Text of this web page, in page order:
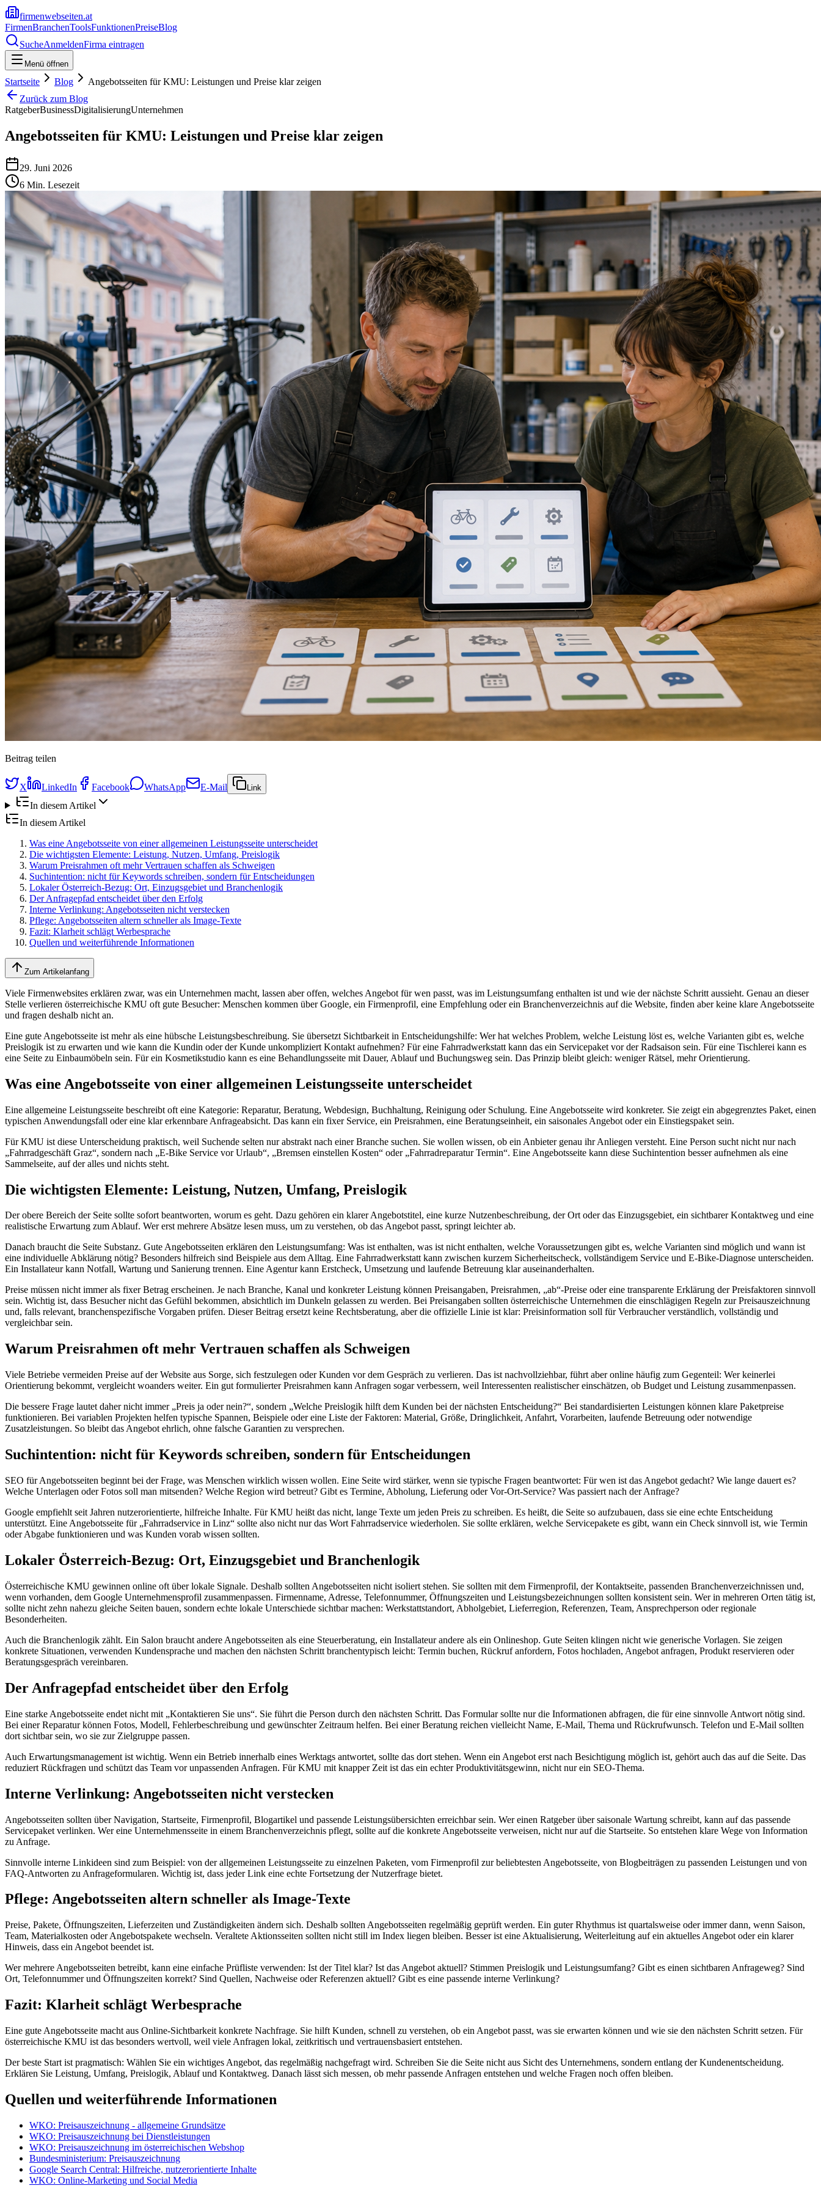
firmenwebseiten.at
FirmenBranchenToolsFunktionenPreiseBlog
SucheAnmeldenFirma eintragen
Menü öffnen
Startseite Blog
Angebotsseiten für KMU: Leistungen und Preise klar zeigen
Zurück zum Blog
RatgeberBusinessDigitalisierungUnternehmen
Angebotsseiten für KMU: Leistungen und Preise klar zeigen
29. Juni 2026
6 Min. Lesezeit
Beitrag teilen
X LinkedIn Facebook WhatsApp E-Mail Link
In diesem Artikel
In diesem Artikel
Was eine Angebotsseite von einer allgemeinen Leistungsseite unterscheidet
Die wichtigsten Elemente: Leistung, Nutzen, Umfang, Preislogik
Warum Preisrahmen oft mehr Vertrauen schaffen als Schweigen
Suchintention: nicht für Keywords schreiben, sondern für Entscheidungen
Lokaler Österreich-Bezug: Ort, Einzugsgebiet und Branchenlogik
Der Anfragepfad entscheidet über den Erfolg
Interne Verlinkung: Angebotsseiten nicht verstecken
Pflege: Angebotsseiten altern schneller als Image-Texte
Fazit: Klarheit schlägt Werbesprache
Quellen und weiterführende Informationen
Zum Artikelanfang
Viele Firmenwebsites erklären zwar, was ein Unternehmen macht, lassen aber offen, welches Angebot für wen passt, was im Leistungsumfang enthalten ist und wie der nächste Schritt aussieht. Genau an dieser
Stelle verlieren österreichische KMU oft gute Besucher: Menschen kommen über Google, ein Firmenprofil, eine Empfehlung oder ein Branchenverzeichnis auf die Website, finden aber keine klare Angebotsseite
und fragen deshalb nicht an.
Eine gute Angebotsseite ist mehr als eine hübsche Leistungsbeschreibung. Sie übersetzt Sichtbarkeit in Entscheidungshilfe: Wer hat welches Problem, welche Leistung löst es, welche Varianten gibt es, welche
Preislogik ist zu erwarten und wie kann die Kundin oder der Kunde unkompliziert Kontakt aufnehmen? Für eine Fahrradwerkstatt kann das ein Servicepaket vor der Radsaison sein. Für eine Tischlerei kann es
eine Seite zu Einbaumöbeln sein. Für ein Kosmetikstudio kann es eine Behandlungsseite mit Dauer, Ablauf und Buchungsweg sein. Das Prinzip bleibt gleich: weniger Rätsel, mehr Orientierung.
Was eine Angebotsseite von einer allgemeinen Leistungsseite unterscheidet
Eine allgemeine Leistungsseite beschreibt oft eine Kategorie: Reparatur, Beratung, Webdesign, Buchhaltung, Reinigung oder Schulung. Eine Angebotsseite wird konkreter. Sie zeigt ein abgegrenztes Paket, einen
typischen Anwendungsfall oder eine klar erkennbare Anfrageabsicht. Das kann ein fixer Service, ein Preisrahmen, eine Beratungseinheit, ein saisonales Angebot oder ein Einstiegspaket sein.
Für KMU ist diese Unterscheidung praktisch, weil Suchende selten nur abstrakt nach einer Branche suchen. Sie wollen wissen, ob ein Anbieter genau ihr Anliegen versteht. Eine Person sucht nicht nur nach
„Fahrradgeschäft Graz“, sondern nach „E-Bike Service vor Urlaub“, „Bremsen einstellen Kosten“ oder „Fahrradreparatur Termin“. Eine Angebotsseite kann diese Suchintention besser aufnehmen als eine
Sammelseite, auf der alles und nichts steht.
Die wichtigsten Elemente: Leistung, Nutzen, Umfang, Preislogik
Der obere Bereich der Seite sollte sofort beantworten, worum es geht. Dazu gehören ein klarer Angebotstitel, eine kurze Nutzenbeschreibung, der Ort oder das Einzugsgebiet, ein sichtbarer Kontaktweg und eine
realistische Erwartung zum Ablauf. Wer erst mehrere Absätze lesen muss, um zu verstehen, ob das Angebot passt, springt leichter ab.
Danach braucht die Seite Substanz. Gute Angebotsseiten erklären den Leistungsumfang: Was ist enthalten, was ist nicht enthalten, welche Voraussetzungen gibt es, welche Varianten sind möglich und wann ist
eine individuelle Abklärung nötig? Besonders hilfreich sind Beispiele aus dem Alltag. Eine Fahrradwerkstatt kann zwischen kurzem Sicherheitscheck, vollständigem Service und E-Bike-Diagnose unterscheiden.
Ein Installateur kann Notfall, Wartung und Sanierung trennen. Eine Agentur kann Erstcheck, Umsetzung und laufende Betreuung klar auseinanderhalten.
Preise müssen nicht immer als fixer Betrag erscheinen. Je nach Branche, Kanal und konkreter Leistung können Preisangaben, Preisrahmen, „ab“-Preise oder eine transparente Erklärung der Preisfaktoren sinnvoll
sein. Wichtig ist, dass Besucher nicht das Gefühl bekommen, absichtlich im Dunkeln gelassen zu werden. Bei Preisangaben sollten österreichische Unternehmen die einschlägigen Regeln zur Preisauszeichnung
und, falls relevant, branchenspezifische Vorgaben prüfen. Dieser Beitrag ersetzt keine Rechtsberatung, aber die offizielle Linie ist klar: Preisinformation soll für Verbraucher verständlich, vollständig und
vergleichbar sein.
Warum Preisrahmen oft mehr Vertrauen schaffen als Schweigen
Viele Betriebe vermeiden Preise auf der Website aus Sorge, sich festzulegen oder Kunden vor dem Gespräch zu verlieren. Das ist nachvollziehbar, führt aber online häufig zum Gegenteil: Wer keinerlei
Orientierung bekommt, vergleicht woanders weiter. Ein gut formulierter Preisrahmen kann Anfragen sogar verbessern, weil Interessenten realistischer einschätzen, ob Budget und Leistung zusammenpassen.
Die bessere Frage lautet daher nicht immer „Preis ja oder nein?“, sondern „Welche Preislogik hilft dem Kunden bei der nächsten Entscheidung?“ Bei standardisierten Leistungen können klare Paketpreise
funktionieren. Bei variablen Projekten helfen typische Spannen, Beispiele oder eine Liste der Faktoren: Material, Größe, Dringlichkeit, Anfahrt, Vorarbeiten, laufende Betreuung oder notwendige
Zusatzleistungen. So bleibt das Angebot ehrlich, ohne falsche Garantien zu versprechen.
Suchintention: nicht für Keywords schreiben, sondern für Entscheidungen
SEO für Angebotsseiten beginnt bei der Frage, was Menschen wirklich wissen wollen. Eine Seite wird stärker, wenn sie typische Fragen beantwortet: Für wen ist das Angebot gedacht? Wie lange dauert es?
Welche Unterlagen oder Fotos soll man mitsenden? Welche Region wird betreut? Gibt es Termine, Abholung, Lieferung oder Vor-Ort-Service? Was passiert nach der Anfrage?
Google empfiehlt seit Jahren nutzerorientierte, hilfreiche Inhalte. Für KMU heißt das nicht, lange Texte um jeden Preis zu schreiben. Es heißt, die Seite so aufzubauen, dass sie eine echte Entscheidung
unterstützt. Eine Angebotsseite für „Fahrradservice in Linz“ sollte also nicht nur das Wort Fahrradservice wiederholen. Sie sollte erklären, welche Servicepakete es gibt, wann ein Check sinnvoll ist, wie Termin
oder Abgabe funktionieren und was Kunden vorab wissen sollten.
Lokaler Österreich-Bezug: Ort, Einzugsgebiet und Branchenlogik
Österreichische KMU gewinnen online oft über lokale Signale. Deshalb sollten Angebotsseiten nicht isoliert stehen. Sie sollten mit dem Firmenprofil, der Kontaktseite, passenden Branchenverzeichnissen und,
wenn vorhanden, dem Google Unternehmensprofil zusammenpassen. Firmenname, Adresse, Telefonnummer, Öffnungszeiten und Leistungsbezeichnungen sollten konsistent sein. Wer in mehreren Orten tätig ist,
sollte nicht zehn nahezu gleiche Seiten bauen, sondern echte lokale Unterschiede sichtbar machen: Werkstattstandort, Abholgebiet, Lieferregion, Referenzen, Team, Ansprechperson oder regionale
Besonderheiten.
Auch die Branchenlogik zählt. Ein Salon braucht andere Angebotsseiten als eine Steuerberatung, ein Installateur andere als ein Onlineshop. Gute Seiten klingen nicht wie generische Vorlagen. Sie zeigen
konkrete Situationen, verwenden Kundensprache und machen den nächsten Schritt branchentypisch leicht: Termin buchen, Rückruf anfordern, Fotos hochladen, Angebot anfragen, Produkt reservieren oder
Beratungsgespräch vereinbaren.
Der Anfragepfad entscheidet über den Erfolg
Eine starke Angebotsseite endet nicht mit „Kontaktieren Sie uns“. Sie führt die Person durch den nächsten Schritt. Das Formular sollte nur die Informationen abfragen, die für eine sinnvolle Antwort nötig sind.
Bei einer Reparatur können Fotos, Modell, Fehlerbeschreibung und gewünschter Zeitraum helfen. Bei einer Beratung reichen vielleicht Name, E-Mail, Thema und Rückrufwunsch. Telefon und E-Mail sollten
dort sichtbar sein, wo sie zur Zielgruppe passen.
Auch Erwartungsmanagement ist wichtig. Wenn ein Betrieb innerhalb eines Werktags antwortet, sollte das dort stehen. Wenn ein Angebot erst nach Besichtigung möglich ist, gehört auch das auf die Seite. Das
reduziert Rückfragen und schützt das Team vor unpassenden Anfragen. Für KMU mit knapper Zeit ist das ein echter Produktivitätsgewinn, nicht nur ein SEO-Thema.
Interne Verlinkung: Angebotsseiten nicht verstecken
Angebotsseiten sollten über Navigation, Startseite, Firmenprofil, Blogartikel und passende Leistungsübersichten erreichbar sein. Wer einen Ratgeber über saisonale Wartung schreibt, kann auf das passende
Servicepaket verlinken. Wer eine Unternehmensseite in einem Branchenverzeichnis pflegt, sollte auf die konkrete Angebotsseite verweisen, nicht nur auf die Startseite. So entstehen klare Wege von Information
zu Anfrage.
Sinnvolle interne Linkideen sind zum Beispiel: von der allgemeinen Leistungsseite zu einzelnen Paketen, vom Firmenprofil zur beliebtesten Angebotsseite, von Blogbeiträgen zu passenden Leistungen und von
FAQ-Antworten zu Anfrageformularen. Wichtig ist, dass jeder Link eine echte Fortsetzung der Nutzerfrage bietet.
Pflege: Angebotsseiten altern schneller als Image-Texte
Preise, Pakete, Öffnungszeiten, Lieferzeiten und Zuständigkeiten ändern sich. Deshalb sollten Angebotsseiten regelmäßig geprüft werden. Ein guter Rhythmus ist quartalsweise oder immer dann, wenn Saison,
Team, Materialkosten oder Angebotspakete wechseln. Veraltete Aktionsseiten sollten nicht still im Index liegen bleiben. Besser ist eine Aktualisierung, Weiterleitung auf ein aktuelles Angebot oder ein klarer
Hinweis, dass ein Angebot beendet ist.
Wer mehrere Angebotsseiten betreibt, kann eine einfache Prüfliste verwenden: Ist der Titel klar? Ist das Angebot aktuell? Stimmen Preislogik und Leistungsumfang? Gibt es einen sichtbaren Anfrageweg? Sind
Ort, Telefonnummer und Öffnungszeiten korrekt? Sind Quellen, Nachweise oder Referenzen aktuell? Gibt es eine passende interne Verlinkung?
Fazit: Klarheit schlägt Werbesprache
Eine gute Angebotsseite macht aus Online-Sichtbarkeit konkrete Nachfrage. Sie hilft Kunden, schnell zu verstehen, ob ein Angebot passt, was sie erwarten können und wie sie den nächsten Schritt setzen. Für
österreichische KMU ist das besonders wertvoll, weil viele Anfragen lokal, zeitkritisch und vertrauensbasiert entstehen.
Der beste Start ist pragmatisch: Wählen Sie ein wichtiges Angebot, das regelmäßig nachgefragt wird. Schreiben Sie die Seite nicht aus Sicht des Unternehmens, sondern entlang der Kundenentscheidung.
Erklären Sie Leistung, Umfang, Preislogik, Ablauf und Kontaktweg. Danach lässt sich messen, ob mehr passende Anfragen entstehen und welche Fragen noch offen bleiben.
Quellen und weiterführende Informationen
WKO: Preisauszeichnung - allgemeine Grundsätze
WKO: Preisauszeichnung bei Dienstleistungen
WKO: Preisauszeichnung im österreichischen Webshop
Bundesministerium: Preisauszeichnung
Google Search Central: Hilfreiche, nutzerorientierte Inhalte
WKO: Online-Marketing und Social Media